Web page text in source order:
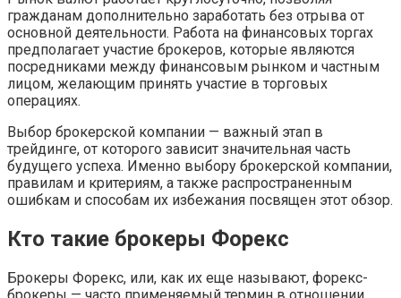
гражданам дополнительно заработать без отрыва от
основной деятельности. Работа на финансовых торгах
предполагает участие брокеров, которые являются
посредниками между финансовым рынком и частным
лицом, желающим принять участие в торговых
операциях.
Выбор брокерской компании — важный этап в
трейдинге, от которого зависит значительная часть
будущего успеха. Именно выбору брокерской компании,
правилам и критериям, а также распространенным
ошибкам и способам их избежания посвящен этот обзор.
Кто такие брокеры Форекс
Брокеры Форекс, или, как их еще называют, форекс-
брокеры — часто применяемый термин в отношении